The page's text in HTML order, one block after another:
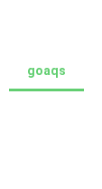
goaqs